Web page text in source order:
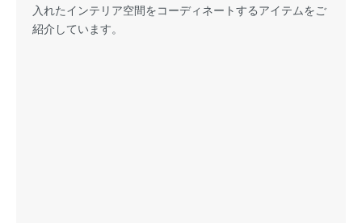
入れたインテリア空間をコーディネートするアイテムをご
紹介しています。